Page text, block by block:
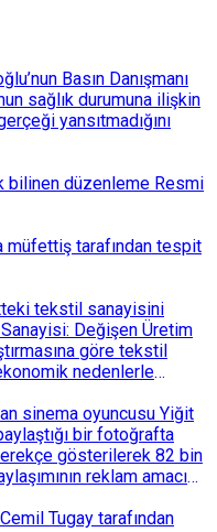
Basın Danışmanı
sağlık durumuna ilişkin
yansıtmadığını
bilinen düzenleme Resmi
tarafından tespit
tekstil sanayisini
Değişen Üretim
göre tekstil
nedenlerle
veya
İstanbul içindeki
Yarımada’dan
Güneşli gibi çevre
sinema oyuncusu Yiğit
bir fotoğrafta
gösterilerek 82 bin
reklam amacı
iptali için yargıya
Tugay tarafından